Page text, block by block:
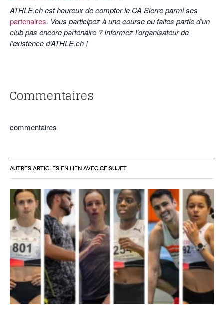
ATHLE.ch est heureux de compter le CA Sierre parmi ses
partenaires. Vous participez à une course ou faites partie d’un
club pas encore partenaire ? Informez l’organisateur de
l’existence d’ATHLE.ch !
Commentaires
commentaires
AUTRES ARTICLES EN LIEN AVEC CE SUJET